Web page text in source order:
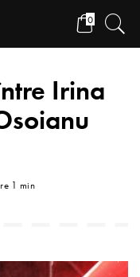
0
Irina
1 min